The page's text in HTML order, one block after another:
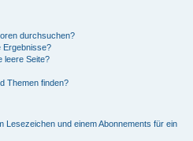
durchsuchen?
Ergebnisse?
leere Seite?
Themen finden?
und einem Abonnements für ein